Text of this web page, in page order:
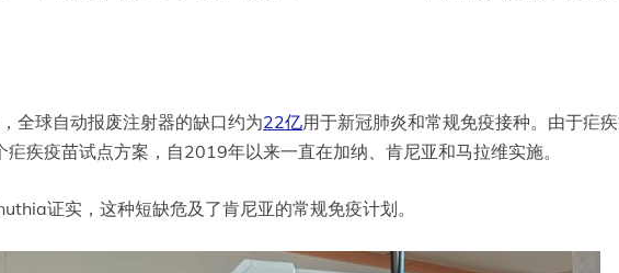
全球自动报废注射器的缺口约为22亿用于新冠肺炎和常规免疫接种。由于疟
疾疫苗试点方案，自2019年以来一直在加纳、肯尼亚和马拉维实施。
证实，这种短缺危及了肯尼亚的常规免疫计划。